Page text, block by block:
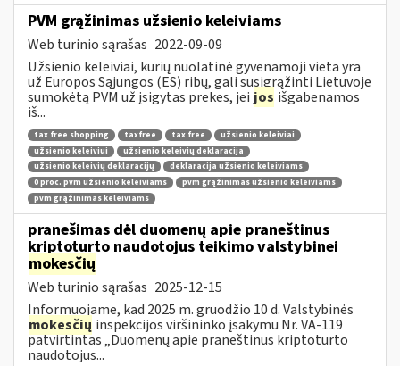
PVM grąžinimas užsienio keleiviams
Web turinio sąrašas 2022-09-09
Užsienio keleiviai, kurių nuolatinė gyvenamoji vieta yra
už Europos Sąjungos (ES) ribų, gali susigrąžinti Lietuvoje
sumokėtą PVM už įsigytas prekes, jei jos išgabenamos
iš...
tax free shopping taxfree tax free
užsienio keleiviai
užsienio keleiviui
užsienio keleivių deklaracija
užsienio keleivių deklaracijų
deklaracija užsienio keleiviams
0 proc. pvm užsienio keleiviams
pvm grąžinimas užsienio keleiviams
pvm grąžinimas keleiviams
pranešimas dėl duomenų apie praneštinus
kriptoturto naudotojus teikimo valstybinei
mokesčių
Web turinio sąrašas 2025-12-15
Informuojame, kad 2025 m. gruodžio 10 d. Valstybinės
mokesčių inspekcijos viršininko įsakymu Nr. VA-119
patvirtintas „Duomenų apie praneštinus kriptoturto
naudotojus...